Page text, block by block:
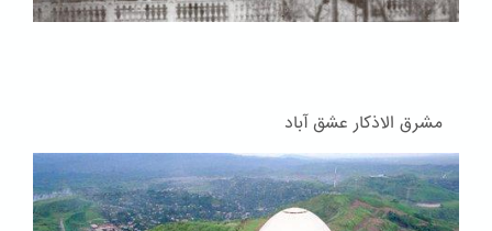
مشرق الاذکار عشق آباد